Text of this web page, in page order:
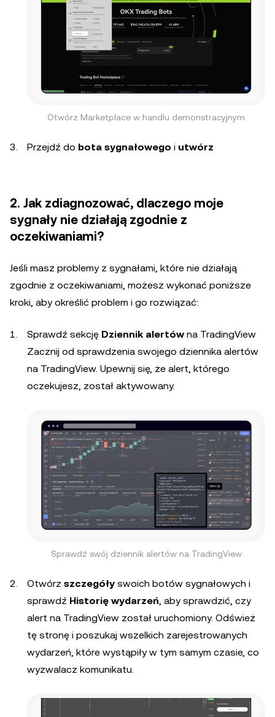
Otwórz Marketplace w handlu demonstracyjnym
Przejdź do bota sygnałowego i utwórz
2. Jak zdiagnozować, dlaczego moje
sygnały nie działają zgodnie z
oczekiwaniami?
Jeśli masz problemy z sygnałami, które nie działają
zgodnie z oczekiwaniami, możesz wykonać poniższe
kroki, aby określić problem i go rozwiązać:
Sprawdź sekcję Dziennik alertów na TradingView
Zacznij od sprawdzenia swojego dziennika alertów
na TradingView. Upewnij się, że alert, którego
oczekujesz, został aktywowany.
Sprawdź swój dziennik alertów na TradingView
Otwórz szczegóły swoich botów sygnałowych i
sprawdź Historię wydarzeń, aby sprawdzić, czy
alert na TradingView został uruchomiony. Odśwież
tę stronę i poszukaj wszelkich zarejestrowanych
wydarzeń, które wystąpiły w tym samym czasie, co
wyzwalacz komunikatu.